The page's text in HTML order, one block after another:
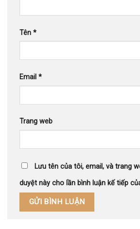
Tên *
Email *
Trang web
Lưu tên của tôi, email, và trang
duyệt này cho lần bình luận kế tiếp